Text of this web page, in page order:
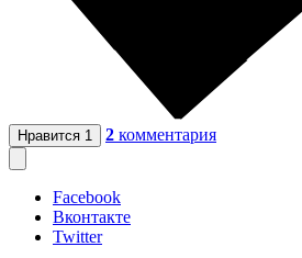
Нравится 1 2 комментария
Facebook
Вконтакте
Twitter